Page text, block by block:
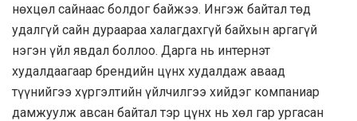
нөхцөл сайнаас болдог байжээ. Ингэж байтал төд
удалгүй сайн дураараа халагдахгүй байхын аргагүй
нэгэн үйл явдал боллоо. Дарга нь интернэт
худалдаагаар брендийн цүнх худалдаж аваад
түүнийгээ хүргэлтийн үйлчилгээ хийдэг компаниар
дамжуулж авсан байтал тэр цүнх нь хөл гар ургасан